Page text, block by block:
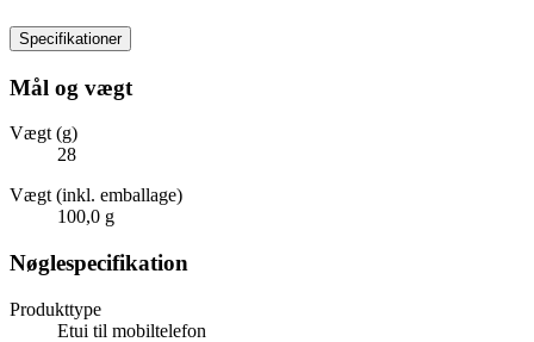
Specifikationer
Mål og vægt
Vægt (g)
28
Vægt (inkl. emballage)
100,0 g
Nøglespecifikation
Produkttype
Etui til mobiltelefon